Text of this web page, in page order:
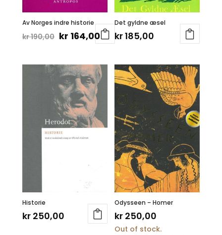
Av Norges indre historie
kr190,00 Opprinnelig
var:
kr 190,00.
kr 164,00Nåværende
er:
kr 164,00.
Det gyldne æsel
kr185,00
Historie
kr250,00
Odysseen – Homer
kr 250,00
Out of stock.